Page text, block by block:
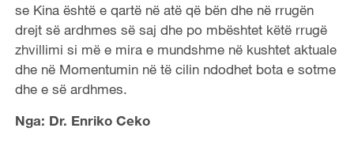
se Kina është e qartë në atë që bën dhe në rrugën
drejt së ardhmes së saj dhe po mbështet këtë rrugë
zhvillimi si më e mira e mundshme në kushtet aktuale
dhe në Momentumin në të cilin ndodhet bota e sotme
dhe e së ardhmes.
Nga: Dr. Enriko Ceko